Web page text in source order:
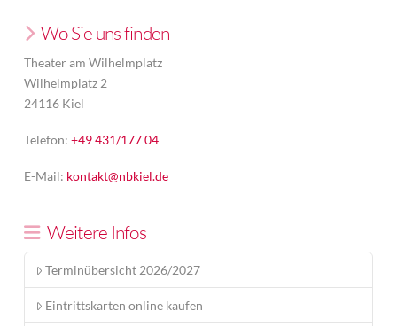
Wo Sie uns finden
Theater am Wilhelmplatz
Wilhelmplatz 2
24116 Kiel
Telefon: +49 431/177 04
E-Mail: kontakt@nbkiel.de
Weitere Infos
Terminübersicht 2026/2027
Eintrittskarten online kaufen